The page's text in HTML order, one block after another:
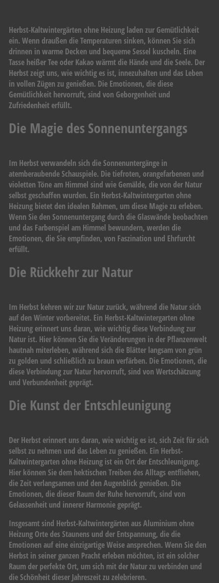
Herbst-Kaltwintergärten ohne Heizung laden zur Gemütlichkeit
ein. Wenn draußen die Temperaturen sinken, können Sie sich
drinnen in warme Decken und bequeme Sessel kuscheln. Eine
Tasse heißer Tee oder Kakao wärmt die Hände und die Seele. Der
Herbst zeigt uns, wie wichtig es ist, innezuhalten und das Leben
in vollen Zügen zu genießen. Die Emotionen, die diese
Gemütlichkeit hervorruft, sind von Geborgenheit und
Zufriedenheit erfüllt.
Die Magie des Sonnenuntergangs
Im Herbst verwandeln sich die Sonnenuntergänge in
atemberaubende Schauspiele. Die tiefroten, orangefarbenen und
violetten Töne am Himmel sind wie Gemälde, die von der Natur
selbst geschaffen wurden. Ein Herbst-Kaltwintergarten ohne
Heizung bietet den idealen Rahmen, um diese Magie zu erleben.
Wenn Sie den Sonnenuntergang durch die Glaswände beobachten
und das Farbenspiel am Himmel bewundern, werden die
Emotionen, die Sie empfinden, von Faszination und Ehrfurcht
erfüllt.
Die Rückkehr zur Natur
Im Herbst kehren wir zur Natur zurück, während die Natur sich
auf den Winter vorbereitet. Ein Herbst-Kaltwintergarten ohne
Heizung erinnert uns daran, wie wichtig diese Verbindung zur
Natur ist. Hier können Sie die Veränderungen in der Pflanzenwelt
hautnah miterleben, während sich die Blätter langsam von grün
zu golden und schließlich zu braun verfärben. Die Emotionen, die
diese Verbindung zur Natur hervorruft, sind von Wertschätzung
und Verbundenheit geprägt.
Die Kunst der Entschleunigung
Der Herbst erinnert uns daran, wie wichtig es ist, sich Zeit für sich
selbst zu nehmen und das Leben zu genießen. Ein Herbst-
Kaltwintergarten ohne Heizung ist ein Ort der Entschleunigung.
Hier können Sie dem hektischen Treiben des Alltags entfliehen,
die Zeit verlangsamen und den Augenblick genießen. Die
Emotionen, die dieser Raum der Ruhe hervorruft, sind von
Gelassenheit und innerer Harmonie geprägt.
Insgesamt sind Herbst-Kaltwintergärten aus Aluminium ohne
Heizung Orte des Staunens und der Entspannung, die die
Emotionen auf eine einzigartige Weise ansprechen. Wenn Sie den
Herbst in seiner ganzen Pracht erleben möchten, ist ein solcher
Raum der perfekte Ort, um sich mit der Natur zu verbinden und
die Schönheit dieser Jahreszeit zu zelebrieren.